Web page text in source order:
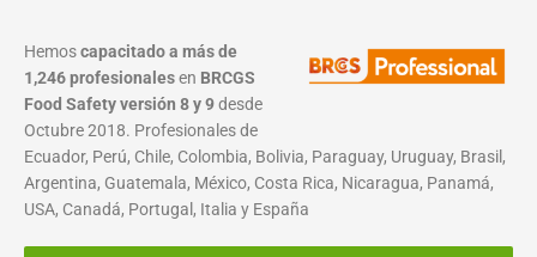
Hemoscapacitado a más de
1,246 profesionalesen BRCGS
Food Safety versión 8 y 9desde
Octubre 2018. Profesionales de
Ecuador, Perú, Chile, Colombia, Bolivia, Paraguay, Uruguay, Brasil,
Argentina, Guatemala, México, Costa Rica, Nicaragua, Panamá,
USA, Canadá, Portugal, Italia y España